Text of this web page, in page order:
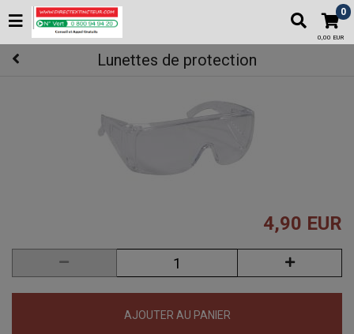
0
0,00 EUR
Lunettes de protection
4,90 EUR
AJOUTER AU PANIER